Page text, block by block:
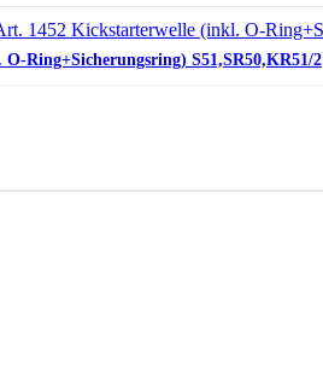
Ring+Sicherungsring) S51,SR50,KR51/2